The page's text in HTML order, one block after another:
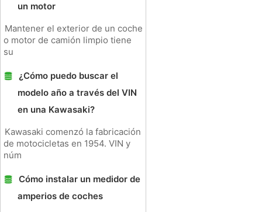
un motor
Mantener el exterior de un coche
o motor de camión limpio tiene
su
¿Cómo puedo buscar el
modelo año a través del VIN
en una Kawasaki?
Kawasaki comenzó la fabricación
de motocicletas en 1954. VIN y
núm
Cómo instalar un medidor de
amperios de coches